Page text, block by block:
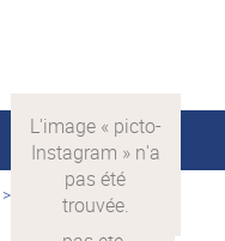
>
La science avec et